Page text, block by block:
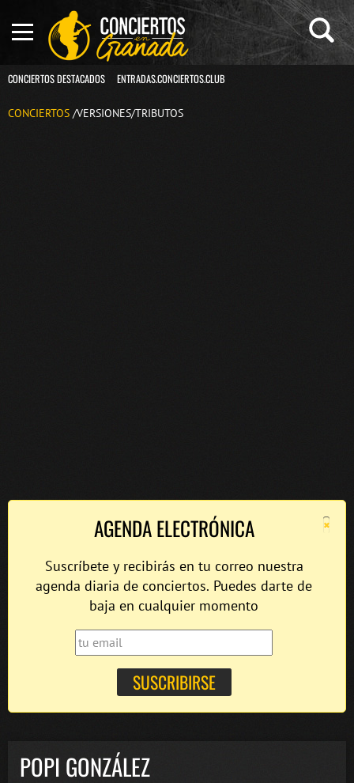
CONCIERTOS DESTACADOS ENTRADAS.CONCIERTOS.CLUB
CONCIERTOS /VERSIONES/TRIBUTOS
×
AGENDA ELECTRÓNICA
Suscríbete y recibirás en tu correo nuestra
agenda diaria de conciertos. Puedes darte de
baja en cualquier momento
POPI GONZÁLEZ